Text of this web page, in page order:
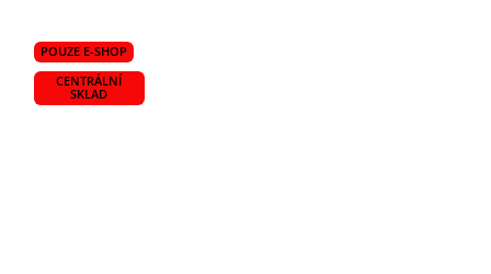
POUZE E-SHOP
CENTRÁLNÍ
SKLAD